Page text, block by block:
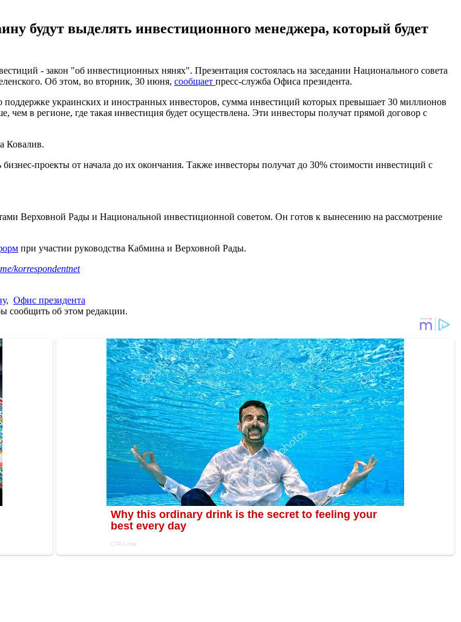
будут выделять инвестиционного менеджера, который будет
- закон "об инвестиционных нянях". Презентация состоялась на заседании Национального совета
Об этом, во вторник, 30 июня, сообщает пресс-служба Офиса президента.
украинских и иностранных инвесторов, сумма инвестиций которых превышает 30 миллионов
чем в регионе, где такая инвестиция будет осуществлена. Эти инвесторы получат прямой договор с
Ковалив.
проекты от начала до их окончания. Также инвесторы получат до 30% стоимости инвестиций с
Верховной Рады и Национальной инвестиционной советом. Он готов к вынесению на рассмотрение
при участии руководства Кабмина и Верховной Рады.
korrespondentnet
, Офис президента
сообщить об этом редакции.